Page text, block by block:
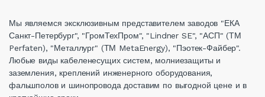
Мы являемся эксклюзивным представителем заводов "ЕКА
Санкт-Петербург", "ГромТехПром", "Lindner SE", "АСП" (ТМ
Perfaten), "Металлург" (ТМ MetaEnergy), "Пэотек-Файбер".
Любые виды кабеленесущих систем, молниезащиты и
заземления, креплений инженерного оборудования,
фальшполов и шинопровода доставим по выгодной цене и в